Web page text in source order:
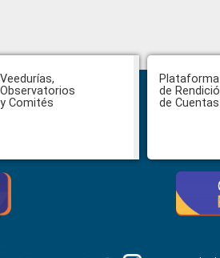
Veedurías,
Observatorios
y Comités
Plataforma
de
de Cuentas